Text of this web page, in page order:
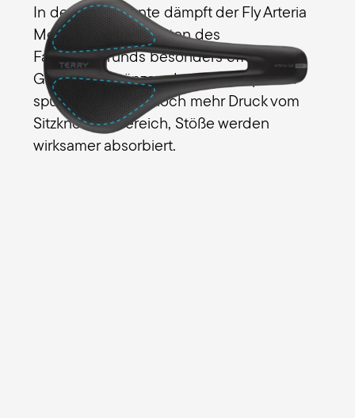
In der Gel-Variante dämpft der Fly Arteria
Men die Unebenheiten des
Fahruntergrunds besonders effektiv. Die
Gel-Pads ergänzen das Schaumpolster
spürbar, nehmen noch mehr Druck vom
Sitzknochenbereich, Stöße werden
wirksamer absorbiert.